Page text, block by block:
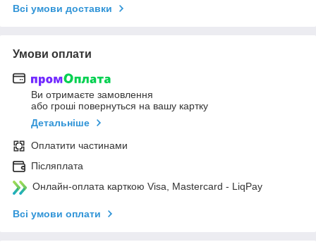
Всі умови доставки
Умови оплати
Ви отримаєте замовлення
або гроші повернуться на вашу картку
Детальніше
Оплатити частинами
Післяплата
Онлайн-оплата карткою Visa, Mastercard - LiqPay
Всі умови оплати